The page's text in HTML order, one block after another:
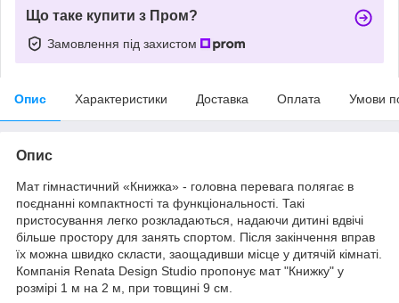
Що таке купити з Пром?
Замовлення під захистом
Опис Характеристики Доставка Оплата Умови
Опис
Мат гімнастичний «Книжка» - головна перевага полягає в
поєднанні компактності та функціональності. Такі
пристосування легко розкладаються, надаючи дитині вдвічі
більше простору для занять спортом. Після закінчення вправ
їх можна швидко скласти, заощадивши місце у дитячій кімнаті.
Компанія Renata Design Studio пропонує мат "Книжку" у
розмірі 1 м на 2 м, при товщині 9 см.